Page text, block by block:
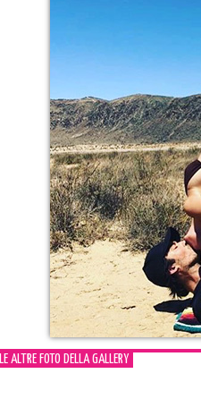
LE ALTRE FOTO DELLA GALLERY